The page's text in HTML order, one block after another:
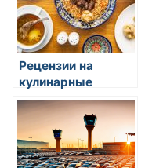
Рецензии на
кулинарные
течения в мире